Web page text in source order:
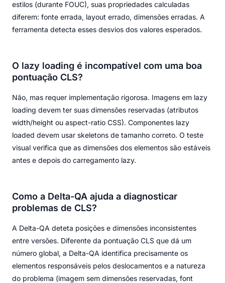
estilos (durante FOUC), suas propriedades calculadas
diferem: fonte errada, layout errado, dimensões erradas. A
ferramenta detecta esses desvios dos valores esperados.
O lazy loading é incompatível com uma boa
pontuação CLS?
Não, mas requer implementação rigorosa. Imagens em lazy
loading devem ter suas dimensões reservadas (atributos
width/height ou aspect-ratio CSS). Componentes lazy
loaded devem usar skeletons de tamanho correto. O teste
visual verifica que as dimensões dos elementos são estáveis
antes e depois do carregamento lazy.
Como a Delta-QA ajuda a diagnosticar
problemas de CLS?
A Delta-QA deteta posições e dimensões inconsistentes
entre versões. Diferente da pontuação CLS que dá um
número global, a Delta-QA identifica precisamente os
elementos responsáveis pelos deslocamentos e a natureza
do problema (imagem sem dimensões reservadas, font